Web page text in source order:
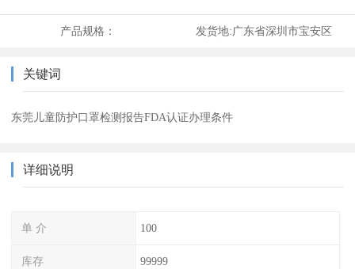
产品规格： 发货地:广东省深圳市宝安区
关键词
东莞儿童防护口罩检测报告FDA认证办理条件
详细说明
单 介 100
库存 99999